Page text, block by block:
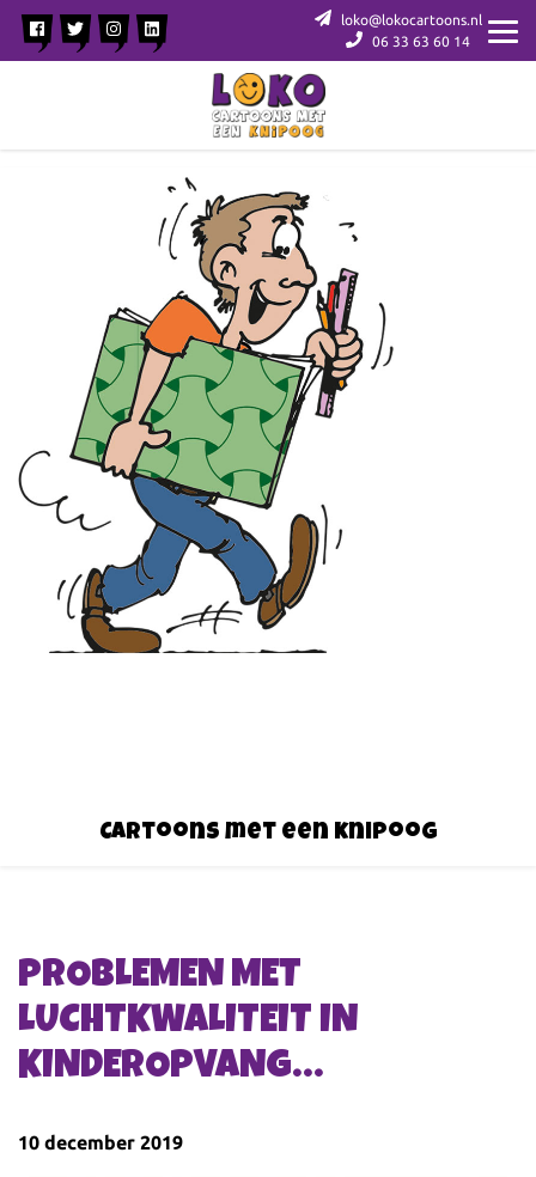
loko@lokocartoons.nl
06 33 63 60 14
Cartoons met een knipoog
PROBLEMEN MET
LUCHTKWALITEIT IN
KINDEROPVANG…
10 december 2019